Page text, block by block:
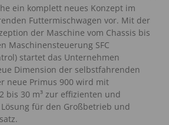
ein komplett neues Konzept im
Futtermischwagen vor. Mit der
der Maschine vom Chassis bis
Maschinensteuerung SFC
startet das Unternehmen
Dimension der selbstfahrenden
neue Primus 900 wird mit
bis 30 m³ zur effizienten und
für den Großbetrieb und